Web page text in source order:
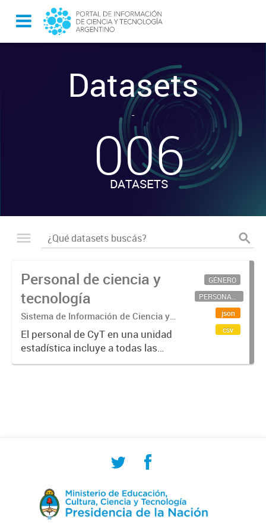
Datasets
-
006
DATASETS
Personal de ciencia y
tecnología
Sistema de Información de Ciencia y
Tecnología Argentino (SICYTAR)
El personal de CyT en una unidad
estadística incluye a todas las
personas involucradas
GÉNERO
PERSONAL CIENTÍFICO-TECNOLÓGICO
json
csv